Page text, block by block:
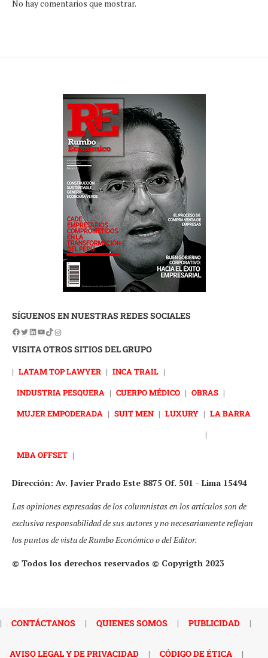
No hay comentarios que mostrar.
SÍGUENOS EN NUESTRAS REDES SOCIALES
VISITA OTROS SITIOS DEL GRUPO
| LATAM TOP LAWYER | INCA TRAIL |
INDUSTRIA PESQUERA | CUERPO MÉDICO | OBRAS |
MUJER EMPODERADA | SUIT MEN | LUXURY | LA BARRA
|
MBA OFFSET |
Dirección: Av. Javier Prado Este 8875 Of. 501 - Lima 15494
Las opiniones expresadas de los columnistas en los artículos son de
exclusiva responsabilidad de sus autores y no necesariamente reflejan
los puntos de vista de Rumbo Económico o del Editor.
© Todos los derechos reservados © Copyrigth 2023
| CONTÁCTANOS | QUIENES SOMOS | PUBLICIDAD |
AVISO LEGAL Y DE PRIVACIDAD | CÓDIGO DE ÉTICA |